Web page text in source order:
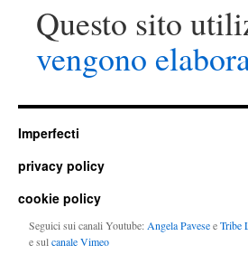
Questo sito
vengono
Imperfecti
privacy policy
cookie policy
Seguici sui canali Youtube: Angela PaveseeTribe
e sulcanale Vimeo